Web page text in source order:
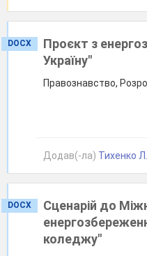
DOCX
Проєкт з
Україну"
Правознавство,
Додав(-ла) Тихенко
DOCX
Сценарій до
коледжу"